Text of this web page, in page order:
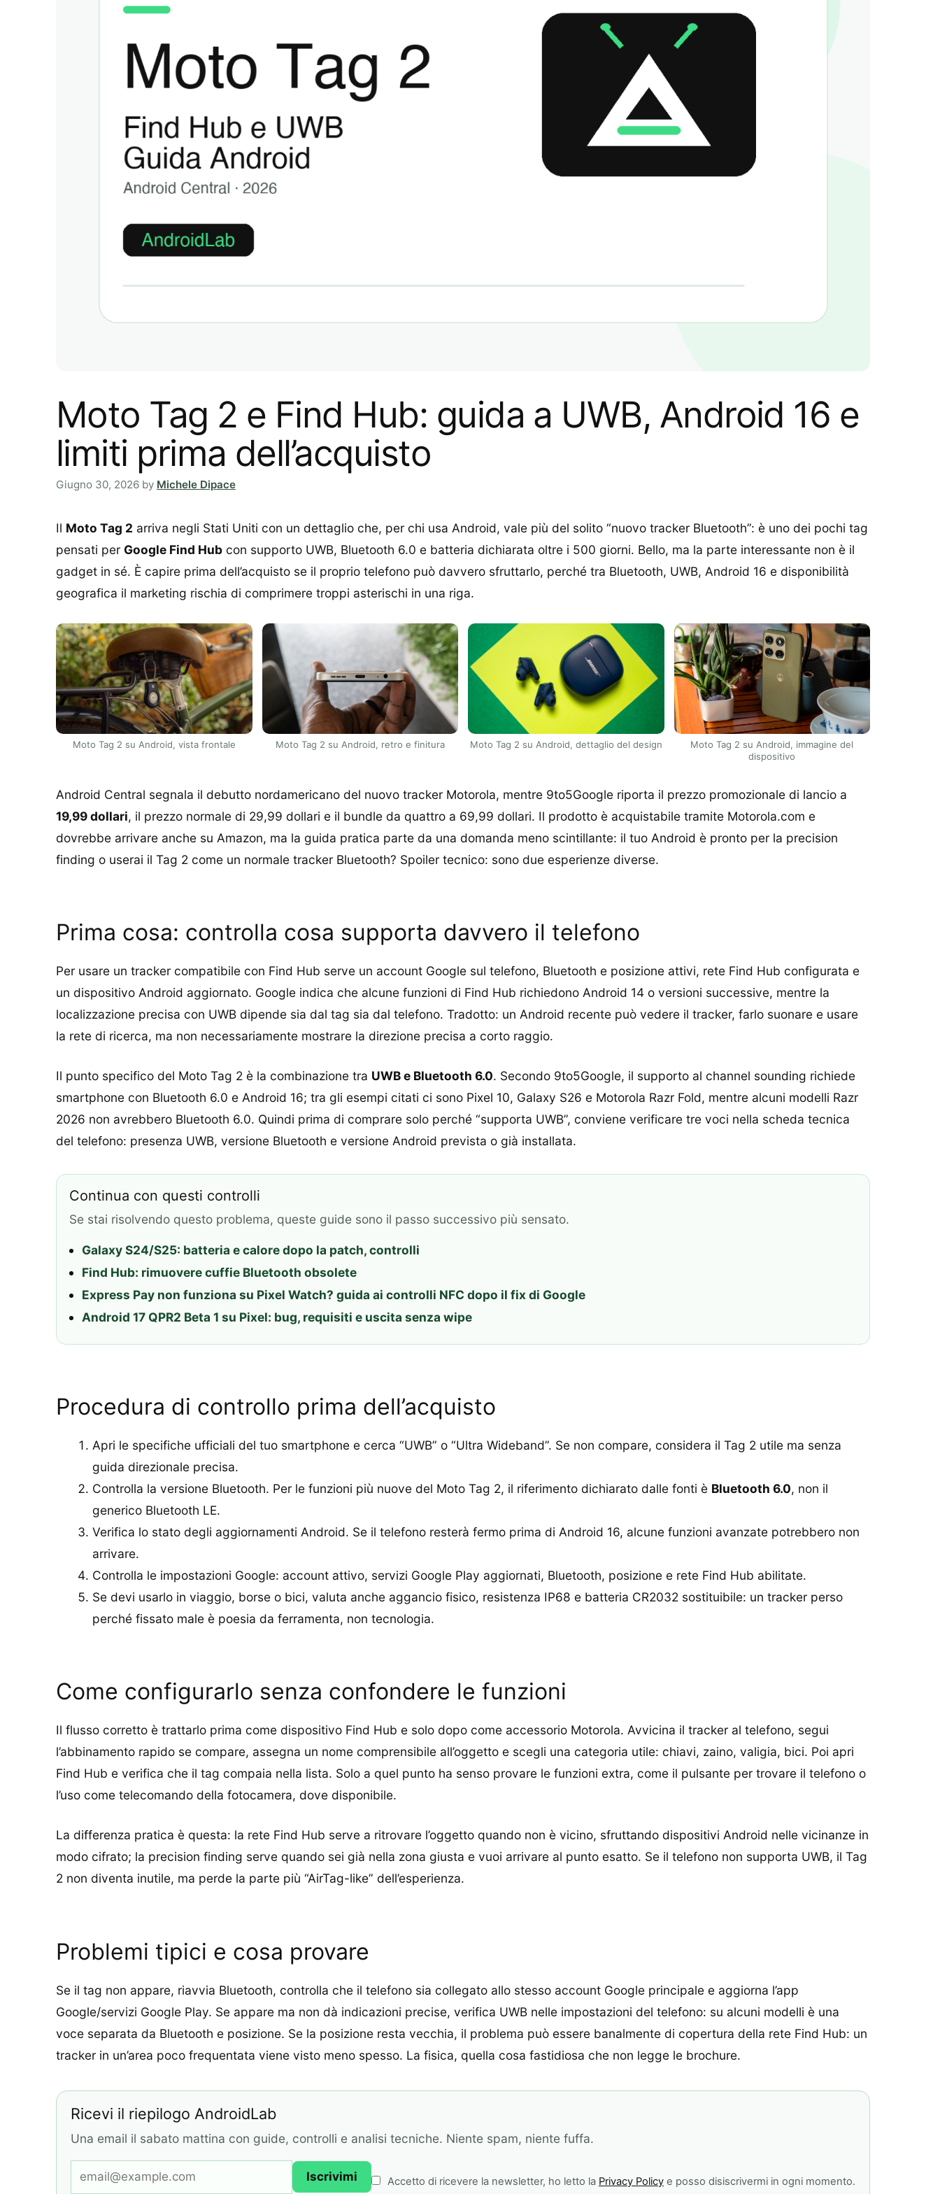
Moto Tag 2 e Find Hub: guida a UWB, Android 16 e
limiti prima dell’acquisto
Giugno 30, 2026 by Michele Dipace
Il Moto Tag 2 arriva negli Stati Uniti con un dettaglio che, per chi usa Android, vale più del solito “nuovo tracker Bluetooth”: è uno dei pochi tag
pensati per Google Find Hub con supporto UWB, Bluetooth 6.0 e batteria dichiarata oltre i 500 giorni. Bello, ma la parte interessante non è il
gadget in sé. È capire prima dell’acquisto se il proprio telefono può davvero sfruttarlo, perché tra Bluetooth, UWB, Android 16 e disponibilità
geografica il marketing rischia di comprimere troppi asterischi in una riga.
Moto Tag 2 su Android, vista frontale Moto Tag 2 su Android, retro e finitura Moto Tag 2 su Android, dettaglio del design
Moto Tag 2 su Android, immagine del
dispositivo
Android Central segnala il debutto nordamericano del nuovo tracker Motorola, mentre 9to5Google riporta il prezzo promozionale di lancio a
19,99 dollari, il prezzo normale di 29,99 dollari e il bundle da quattro a 69,99 dollari. Il prodotto è acquistabile tramite Motorola.com e
dovrebbe arrivare anche su Amazon, ma la guida pratica parte da una domanda meno scintillante: il tuo Android è pronto per la precision
finding o userai il Tag 2 come un normale tracker Bluetooth? Spoiler tecnico: sono due esperienze diverse.
Prima cosa: controlla cosa supporta davvero il telefono
Per usare un tracker compatibile con Find Hub serve un account Google sul telefono, Bluetooth e posizione attivi, rete Find Hub configurata e
un dispositivo Android aggiornato. Google indica che alcune funzioni di Find Hub richiedono Android 14 o versioni successive, mentre la
localizzazione precisa con UWB dipende sia dal tag sia dal telefono. Tradotto: un Android recente può vedere il tracker, farlo suonare e usare
la rete di ricerca, ma non necessariamente mostrare la direzione precisa a corto raggio.
Il punto specifico del Moto Tag 2 è la combinazione tra UWB e Bluetooth 6.0. Secondo 9to5Google, il supporto al channel sounding richiede
smartphone con Bluetooth 6.0 e Android 16; tra gli esempi citati ci sono Pixel 10, Galaxy S26 e Motorola Razr Fold, mentre alcuni modelli Razr
2026 non avrebbero Bluetooth 6.0. Quindi prima di comprare solo perché “supporta UWB”, conviene verificare tre voci nella scheda tecnica
del telefono: presenza UWB, versione Bluetooth e versione Android prevista o già installata.
Continua con questi controlli
Se stai risolvendo questo problema, queste guide sono il passo successivo più sensato.
Galaxy S24/S25: batteria e calore dopo la patch, controlli
Find Hub: rimuovere cuffie Bluetooth obsolete
Express Pay non funziona su Pixel Watch? guida ai controlli NFC dopo il fix di Google
Android 17 QPR2 Beta 1 su Pixel: bug, requisiti e uscita senza wipe
Procedura di controllo prima dell’acquisto
Apri le specifiche ufficiali del tuo smartphone e cerca “UWB” o “Ultra Wideband”. Se non compare, considera il Tag 2 utile ma senza
guida direzionale precisa.
Controlla la versione Bluetooth. Per le funzioni più nuove del Moto Tag 2, il riferimento dichiarato dalle fonti è Bluetooth 6.0, non il
generico Bluetooth LE.
Verifica lo stato degli aggiornamenti Android. Se il telefono resterà fermo prima di Android 16, alcune funzioni avanzate potrebbero non
arrivare.
Controlla le impostazioni Google: account attivo, servizi Google Play aggiornati, Bluetooth, posizione e rete Find Hub abilitate.
Se devi usarlo in viaggio, borse o bici, valuta anche aggancio fisico, resistenza IP68 e batteria CR2032 sostituibile: un tracker perso
perché fissato male è poesia da ferramenta, non tecnologia.
Come configurarlo senza confondere le funzioni
Il flusso corretto è trattarlo prima come dispositivo Find Hub e solo dopo come accessorio Motorola. Avvicina il tracker al telefono, segui
l’abbinamento rapido se compare, assegna un nome comprensibile all’oggetto e scegli una categoria utile: chiavi, zaino, valigia, bici. Poi apri
Find Hub e verifica che il tag compaia nella lista. Solo a quel punto ha senso provare le funzioni extra, come il pulsante per trovare il telefono o
l’uso come telecomando della fotocamera, dove disponibile.
La differenza pratica è questa: la rete Find Hub serve a ritrovare l’oggetto quando non è vicino, sfruttando dispositivi Android nelle vicinanze in
modo cifrato; la precision finding serve quando sei già nella zona giusta e vuoi arrivare al punto esatto. Se il telefono non supporta UWB, il Tag
2 non diventa inutile, ma perde la parte più “AirTag-like” dell’esperienza.
Problemi tipici e cosa provare
Se il tag non appare, riavvia Bluetooth, controlla che il telefono sia collegato allo stesso account Google principale e aggiorna l’app
Google/servizi Google Play. Se appare ma non dà indicazioni precise, verifica UWB nelle impostazioni del telefono: su alcuni modelli è una
voce separata da Bluetooth e posizione. Se la posizione resta vecchia, il problema può essere banalmente di copertura della rete Find Hub: un
tracker in un’area poco frequentata viene visto meno spesso. La fisica, quella cosa fastidiosa che non legge le brochure.
Ricevi il riepilogo AndroidLab
Una email il sabato mattina con guide, controlli e analisi tecniche. Niente spam, niente fuffa.
Iscrivimi Accetto di ricevere la newsletter, ho letto la Privacy Policy e posso disiscrivermi in ogni momento.